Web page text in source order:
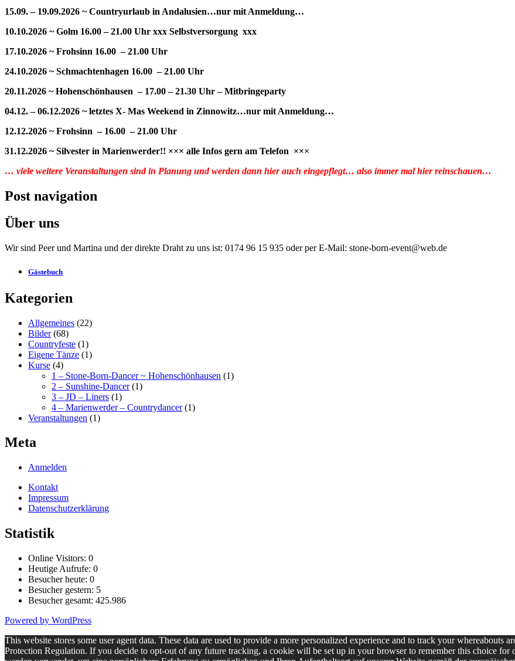
15.09. – 19.09.2026 ~ Countryurlaub in Andalusien…nur mit Anmeldung…
10.10.2026 ~ Golm 16.00 – 21.00 Uhr xxx Selbstversorgung xxx
17.10.2026 ~ Frohsinn 16.00 – 21.00 Uhr
24.10.2026 ~ Schmachtenhagen 16.00 – 21.00 Uhr
20.11.2026 ~ Hohenschönhausen – 17.00 – 21.30 Uhr – Mitbringeparty
04.12. – 06.12.2026 ~ letztes X- Mas Weekend in Zinnowitz…nur mit Anmeldung…
12.12.2026 ~ Frohsinn – 16.00 – 21.00 Uhr
31.12.2026 ~ Silvester in Marienwerder!! ××× alle Infos gern am Telefon ×××
… viele weitere Veranstaltungen sind in Planung und werden dann hier auch eingepflegt… also immer mal hier reinschauen…
Post navigation
Über uns
Wir sind Peer und Martina und der direkte Draht zu uns ist: 0174 96 15 935 oder per E-Mail: stone-born-event@web.de
Gästebuch
Kategorien
Allgemeines (22)
Bilder(68)
Countryfeste (1)
Eigene Tänze (1)
Kurse (4)
1 – Stone-Born-Dancer ~ Hohenschönhausen (1)
2 – Sunshine-Dancer(1)
3 – JD – Liners (1)
4 – Marienwerder – Countrydancer(1)
Veranstaltungen (1)
Meta
Anmelden
Kontakt
Impressum
Datenschutzerklärung
Statistik
Online Visitors: 0
Heutige Aufrufe: 0
Besucher heute: 0
Besucher gestern: 5
Besucher gesamt: 425.986
Powered by WordPress
This website stores some user agent data. These data are used to provide a more personalized experience and to track your
Protection Regulation. If you decide to opt-out of any future tracking, a cookie will be set up in your browser to remember this choice for